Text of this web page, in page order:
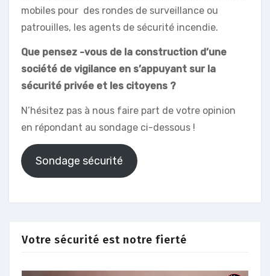
mobiles pour des rondes de surveillance ou
patrouilles, les agents de sécurité incendie.
Que pensez -vous de la construction d’une
société de vigilance en s’appuyant sur la
sécurité privée et les citoyens ?
N’hésitez pas à nous faire part de votre opinion
en répondant au sondage ci-dessous !
Sondage sécurité
Votre sécurité est notre fierté